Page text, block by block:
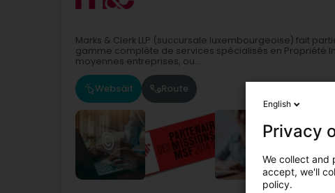
Marks & Clerk LLP (succursale luxembourgeoise) fait
gamme complète de services spécialisés en Propriété
moyennes entreprises, ou...
Websäit Route
English
Privacy
We collect and
accept, we'll
policy.